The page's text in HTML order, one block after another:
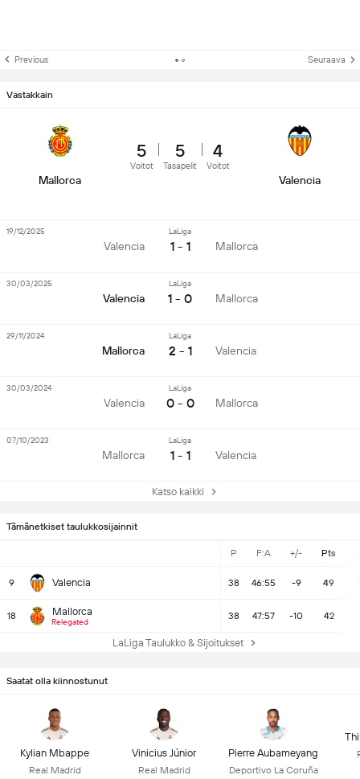
Tämänetkiset taulukkosijainnit
P F:A +/- Pts
9 Valencia 38 46:55 -9 49
18 Mallorca
Relegated
38 47:57 -10 42
LaLiga Taulukko & Sijoitukset
Previous Seuraava
Vastakkain
Mallorca
5
Voitot
5
Tasapelit
4
Voitot
Valencia
Valencia
LaLiga
1 - 1 Mallorca
19/12/2025
Valencia
LaLiga
1 - 0 Mallorca
30/03/2025
Mallorca
LaLiga
2 - 1 Valencia
29/11/2024
Valencia
LaLiga
0 - 0 Mallorca
30/03/2024
Mallorca
LaLiga
1 - 1 Valencia
07/10/2023
Katso kaikki
Saatat olla kiinnostunut
Kylian Mbappe
Real Madrid
Vinicius Júnior
Real Madrid
Pierre Aubameyang
Deportivo La Coruña